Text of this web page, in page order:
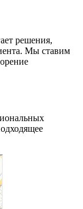
решения,
Мы ставим